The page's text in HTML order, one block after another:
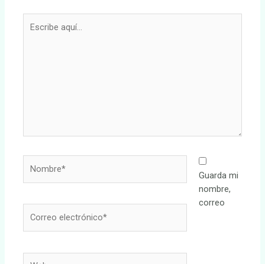
aquí...
electrónico*
Guarda mi
nombre,
correo